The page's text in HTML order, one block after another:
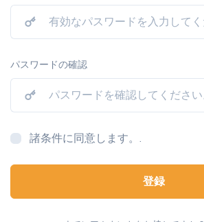
パスワードの確認
諸条件に同意します。.
登録